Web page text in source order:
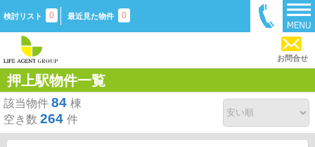
検討リスト 0 最近見た物件 0
お問合せ
押上駅物件一覧
該当物件 84 棟
空き数 264 件